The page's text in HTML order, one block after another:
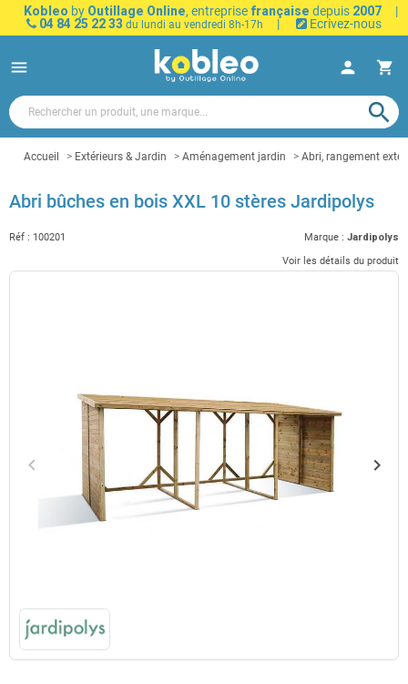
Kobleo by Outillage Online, entreprise française depuis 2007
|
04 84 25 22 33 du lundi au vendredi 8h-17h | Ecrivez-nous
menu person shopping_cart
search
Accueil Extérieurs & Jardin Aménagement jardin Abri, rangement
Abri bûches en bois XXL 10 stères Jardipolys
Réf : 100201 Marque : Jardipolys
Voir les détails du produit
Précédent
keyboard_arrow_left keyboard_arrow_right